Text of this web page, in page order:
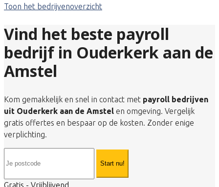
Toon het bedrijvenoverzicht
Vind het beste payroll
bedrijf in Ouderkerk aan de
Amstel
Kom gemakkelijk en snel in contact met payroll bedrijven
uit Ouderkerk aan de Amstel en omgeving. Vergelijk
gratis offertes en bespaar op de kosten. Zonder enige
verplichting.
Start nu!
Gratis - Vrijblijvend